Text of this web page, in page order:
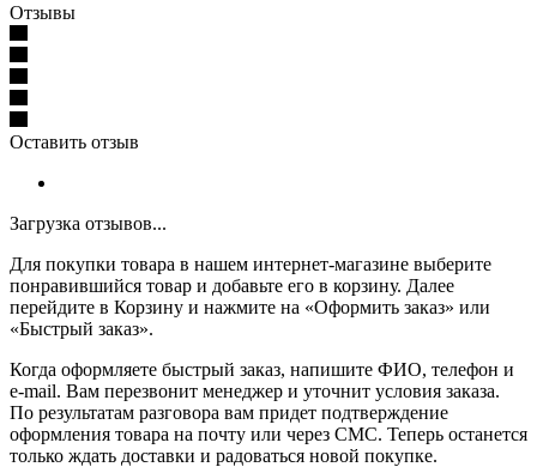
Отзывы
Оставить отзыв
Загрузка отзывов...
Для покупки товара в нашем интернет-магазине выберите
понравившийся товар и добавьте его в корзину. Далее
перейдите в Корзину и нажмите на «Оформить заказ» или
«Быстрый заказ».
Когда оформляете быстрый заказ, напишите ФИО, телефон и
e-mail. Вам перезвонит менеджер и уточнит условия заказа.
По результатам разговора вам придет подтверждение
оформления товара на почту или через СМС. Теперь останется
только ждать доставки и радоваться новой покупке.